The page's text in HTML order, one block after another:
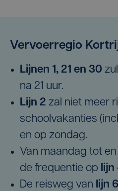
Vervoerregio
Lijnen 1, 21 en 30
na 21 uur.
Lijn 2 zal niet meer
schoolvakanties
en op zondag.
Van maandag tot
de frequentie op lijn
De reisweg van lijn 6